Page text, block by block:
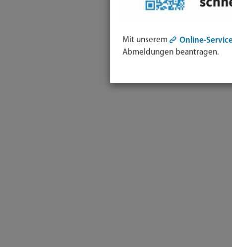
Mit unserem Online-
Abmeldungen beantragen.